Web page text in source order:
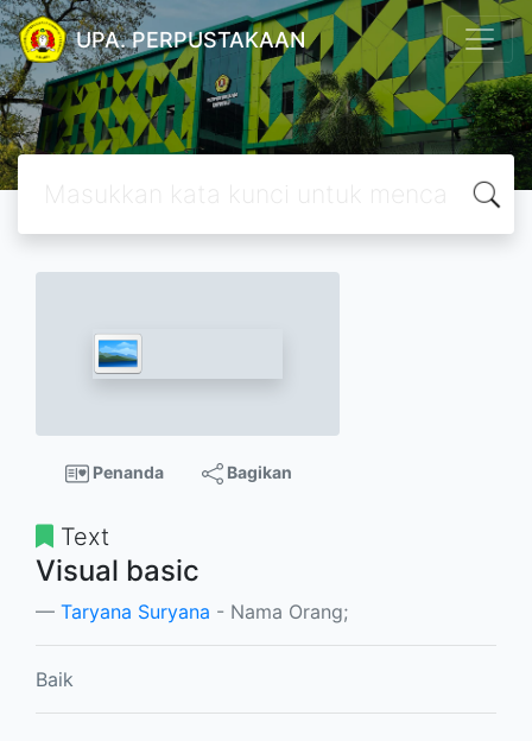
UPA. PERPUSTAKAAN
Penanda Bagikan
Text
Visual basic
Taryana Suryana - Nama Orang;
Baik